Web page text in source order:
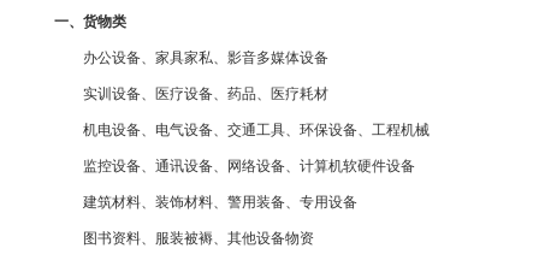
一、货物类
办公设备、家具家私、影音多媒体设备
实训设备、医疗设备、药品、医疗耗材
机电设备、电气设备、交通工具、环保设备、工程机械
监控设备、通讯设备、网络设备、计算机软硬件设备
建筑材料、装饰材料、警用装备、专用设备
图书资料、服装被褥、其他设备物资